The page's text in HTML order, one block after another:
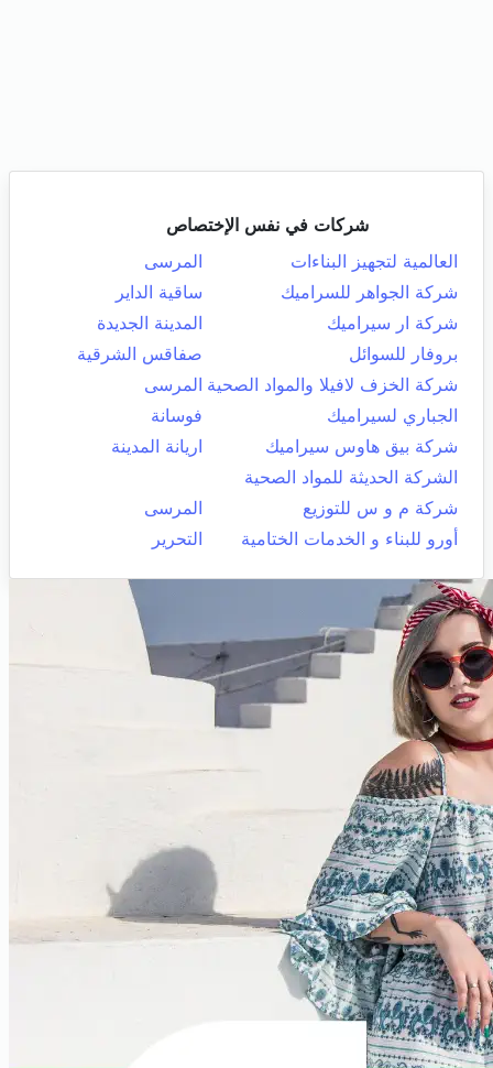
شركات في نفس الإختصاص
العالمية لتجهيز البناءات
المرسى
شركة الجواهر للسراميك
ساقية الداير
شركة ار سيراميك
المدينة الجديدة
بروفار للسوائل
صفاقس الشرقية
شركة الخزف لافيلا والمواد الصحية المرسى
الجباري لسيراميك
فوسانة
شركة بيق هاوس سيراميك
اريانة المدينة
الشركة الحديثة للمواد الصحية
شركة م و س للتوزيع
المرسى
أورو للبناء و الخدمات الختامية
التحرير